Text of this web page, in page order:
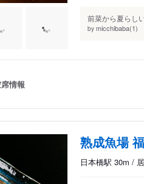
前菜から夏らし
by micchibaba(1)
情報
熟成魚場
日本橋駅 30m /